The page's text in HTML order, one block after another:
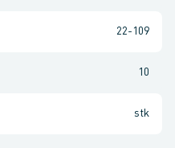
22-109
10
stk